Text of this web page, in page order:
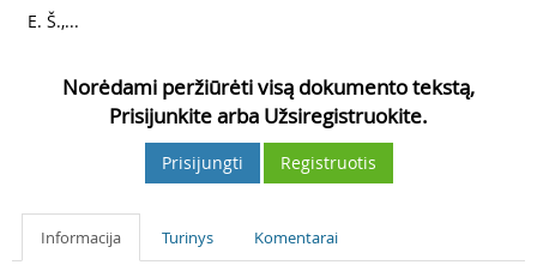
E. Š.,...
Norėdami peržiūrėti visą dokumento tekstą,
Prisijunkite arba Užsiregistruokite.
Prisijungti Registruotis
Informacija Turinys Komentarai